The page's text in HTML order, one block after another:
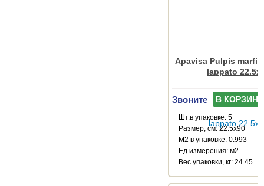
Apavisa Pulpis marfil
lappato
Звоните В КОРЗИНУ
Шт.в упаковке: 5
Размер, см: 22.5x90
М2 в упаковке: 0.993
Ед.измерения: м2
Веc упаковки, кг: 24.45